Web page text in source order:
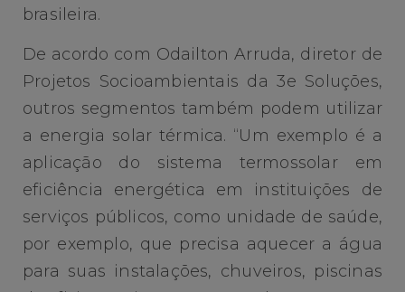
brasileira.
De acordo com Odailton Arruda, diretor de
Projetos Socioambientais da 3e Soluções,
outros segmentos também podem utilizar
a energia solar térmica. “Um exemplo é a
aplicação do sistema termossolar em
eficiência energética em instituições de
serviços públicos, como unidade de saúde,
por exemplo, que precisa aquecer a água
para suas instalações, chuveiros, piscinas